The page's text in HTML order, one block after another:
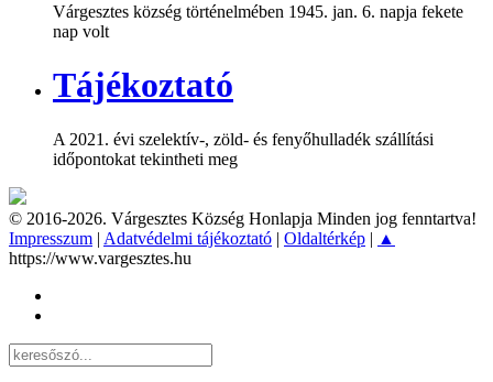
Várgesztes község történelmében 1945. jan. 6. napja fekete
nap volt
Tájékoztató
A 2021. évi szelektív-, zöld- és fenyőhulladék szállítási
időpontokat tekintheti meg
© 2016-2026. Várgesztes Község Honlapja Minden jog fenntartva!
Impresszum | Adatvédelmi tájékoztató | Oldaltérkép | ▲
https://www.vargesztes.hu